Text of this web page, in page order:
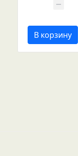
В корзину